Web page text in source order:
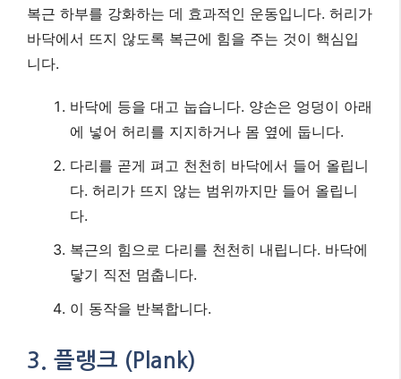
복근 하부를 강화하는 데 효과적인 운동입니다. 허리가
바닥에서 뜨지 않도록 복근에 힘을 주는 것이 핵심입
니다.
바닥에 등을 대고 눕습니다. 양손은 엉덩이 아래
에 넣어 허리를 지지하거나 몸 옆에 둡니다.
다리를 곧게 펴고 천천히 바닥에서 들어 올립니
다. 허리가 뜨지 않는 범위까지만 들어 올립니
다.
복근의 힘으로 다리를 천천히 내립니다. 바닥에
닿기 직전 멈춥니다.
이 동작을 반복합니다.
3. 플랭크 (Plank)